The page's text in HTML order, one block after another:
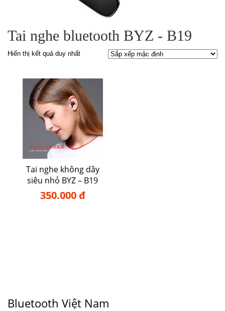
Tai nghe bluetooth BYZ - B19
Hiển thị kết quả duy nhất
Tai nghe không dây
siêu nhỏ BYZ – B19
350.000 đ
Bluetooth Việt Nam